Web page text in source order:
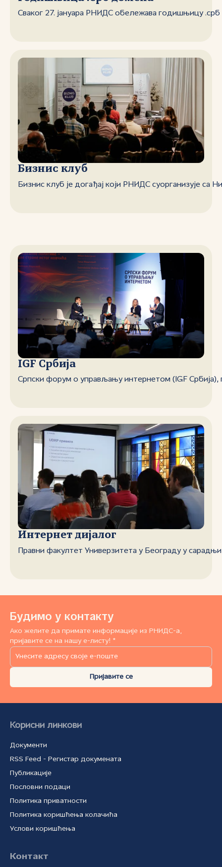
Сваког 27. јануара РНИДС обележава годишњицу
Бизнис клуб
Бизнис клуб је догађај који РНИДС суорганизује
IGF Србија
Српски форум о управљању интернетом (IGF Србија),
Интернет дијалог
Правни факултет Универзитета у Београду у
Будимо у контакту
Ако желите да примате информације из РНИДС-а,
пријавите се на нашу е-листу! *
Пријавите се
Корисни линкови
Документи
RSS Feed - Регистар докумената
Публикације
Пословни подаци
Политика приватности
Политика коришћења колачића
Услови коришћења
Контакт